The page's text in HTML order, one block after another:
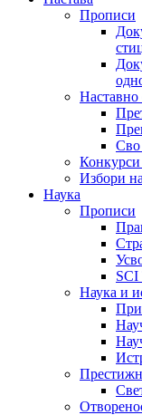
Прописи
Сво
Конкурси
Избори
Наука
Прописи
SCI
Наука и